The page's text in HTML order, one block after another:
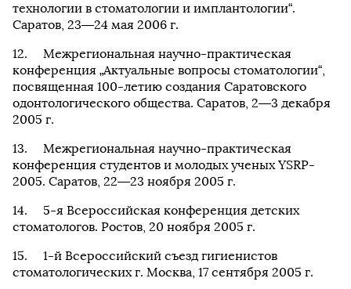
технологии в стоматологии и имплантологии“.
Саратов, 23—24 мая 2006 г.
Межрегиональная научно-практическая
конференция „Актуальные вопросы стоматологии“,
посвященная 100-летию создания Саратовского
одонтологического общества. Саратов, 2—3 декабря
2005 г.
Межрегиональная научно-практическая
конференция студентов и молодых ученых YSRP-
2005. Саратов, 22—23 ноября 2005 г.
5-я Всероссийская конференция детских
стоматологов. Ростов, 20 ноября 2005 г.
1-й Всероссийский съезд гигиенистов
стоматологических г. Москва, 17 сентября 2005 г.